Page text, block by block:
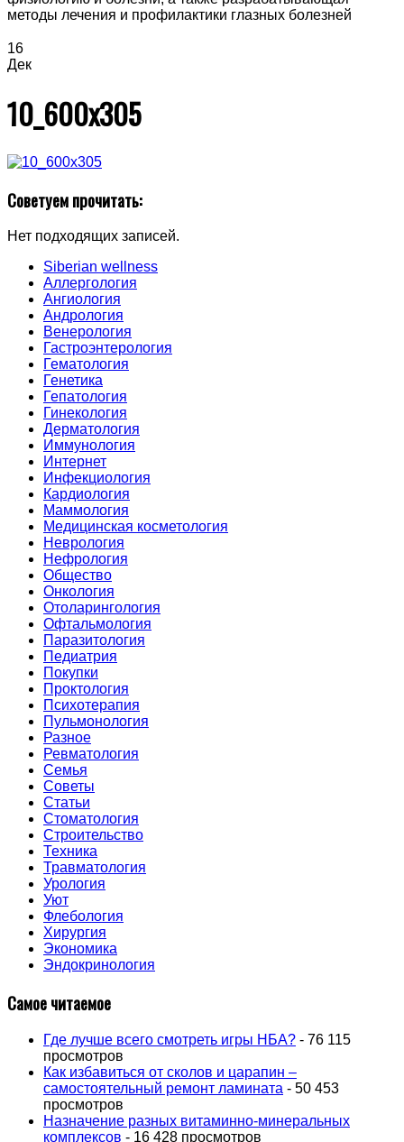
методы лечения и профилактики глазных болезней
16
Дек
10_600x305
Советуем прочитать:
Нет подходящих записей.
Siberian wellness
Аллергология
Ангиология
Андрология
Венерология
Гастроэнтерология
Гематология
Генетика
Гепатология
Гинекология
Дерматология
Иммунология
Интернет
Инфекциология
Кардиология
Маммология
Медицинская косметология
Неврология
Нефрология
Общество
Онкология
Отоларингология
Офтальмология
Паразитология
Педиатрия
Покупки
Проктология
Психотерапия
Пульмонология
Разное
Ревматология
Семья
Советы
Статьи
Стоматология
Строительство
Техника
Травматология
Урология
Уют
Флебология
Хирургия
Экономика
Эндокринология
Самое читаемое
Где лучше всего смотреть игры НБА? - 76 115
просмотров
Как избавиться от сколов и царапин –
самостоятельный ремонт ламината - 50 453
просмотров
Назначение разных витаминно-минеральных
комплексов - 16 428 просмотров